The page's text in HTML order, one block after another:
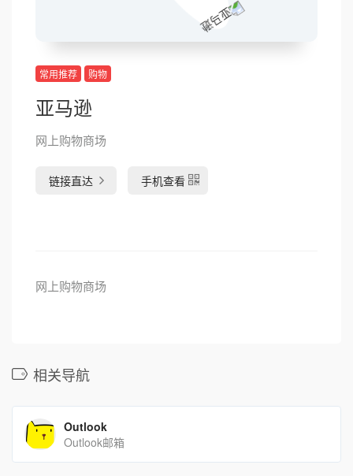
常用推荐 购物
亚马逊
网上购物商场
链接直达 手机查看
网上购物商场
相关导航
Outlook
Outlook邮箱